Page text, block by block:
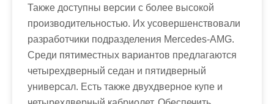
Также доступны версии с более высокой
производительностью. Их усовершенствовали
разработчики подразделения Mercedes-AMG.
Среди пятиместных вариантов предлагаются
четырехдверный седан и пятидверный
универсал. Есть также двухдверное купе и